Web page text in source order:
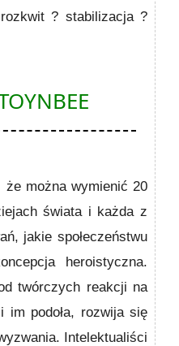
? stabilizacja ?
że można wymienić 20
świata i każda z
jakie społeczeństwu
heroistyczna.
twórczych reakcji na
im podoła, rozwija się
Intelektualiści